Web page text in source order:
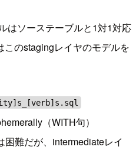
はソーステーブルと1対1対応
このstagingレイヤのモデルを
（WITH句）
困難だが、intermediateレイ